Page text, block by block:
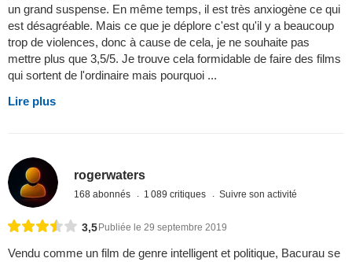
un grand suspense. En même temps, il est très anxiogène ce qui
est désagréable. Mais ce que je déplore c'est qu'il y a beaucoup
trop de violences, donc à cause de cela, je ne souhaite pas
mettre plus que 3,5/5. Je trouve cela formidable de faire des films
qui sortent de l'ordinaire mais pourquoi ...
Lire plus
rogerwaters
168 abonnés 1 089 critiques Suivre son activité
3,5 Publiée le 29 septembre 2019
Vendu comme un film de genre intelligent et politique, Bacurau se